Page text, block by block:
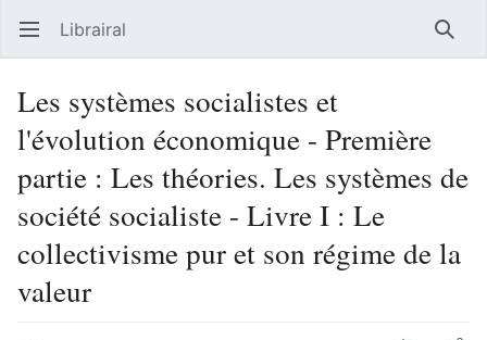
Ouvrir le menu principal Librairal
Les systèmes socialistes et
l'évolution économique - Première
partie : Les théories. Les systèmes de
société socialiste - Livre I : Le
collectivisme pur et son régime de la
valeur